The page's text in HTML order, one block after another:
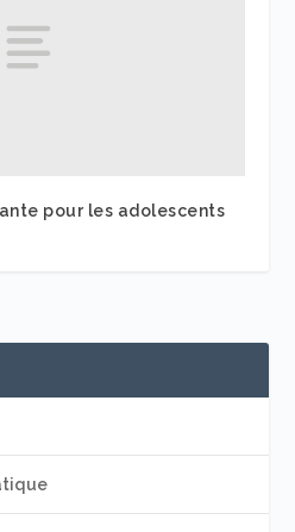
pour les adolescents